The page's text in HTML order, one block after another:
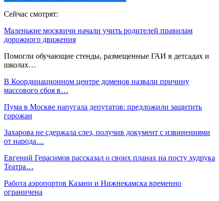
Сейчас смотрят:
Маленькие москвичи начали учить родителей правилам
дорожного движения
Помогли обучающие стенды, размещенные ГАИ в детсадах и
школах…
В Координационном центре доменов назвали причину
массового сбоя в…
Пума в Москве напугала депутатов: предложили защитить
горожан
Захарова не сдержала слез, получив документ с извинениями
от народа…
Евгений Герасимов рассказал о своих планах на посту худрука
Театра…
Работа аэропортов Казани и Нижнекамска временно
ограничена